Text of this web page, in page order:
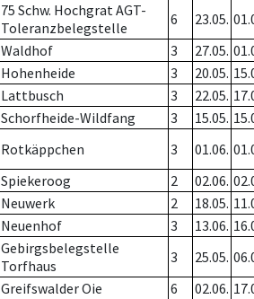
75 Schw. Hochgrat AGT-
Toleranzbelegstelle
6 23.05.
Waldhof 3 27.05.
Hohenheide 3 20.05.
Lattbusch 3 22.05.
Schorfheide-Wildfang 3 15.05.
Rotkäppchen 3 01.06.
Spiekeroog 2 02.06.
Neuwerk 2 18.05.
Neuenhof 3 13.06.
Gebirgsbelegstelle
Torfhaus
3 25.05.
Greifswalder Oie 6 02.06.